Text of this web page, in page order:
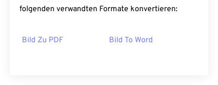
folgenden verwandten Formate konvertieren:
Bild Zu PDF Bild To Word